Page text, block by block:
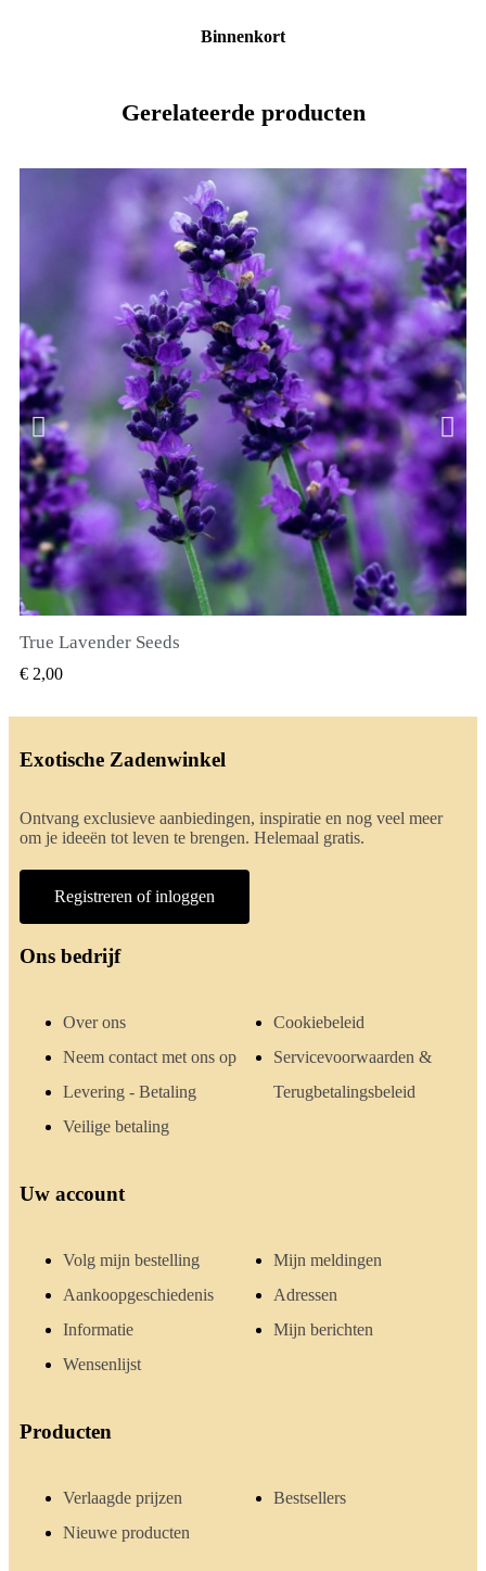
Binnenkort
Gerelateerde producten
True Lavender Seeds
€ 2,00
Exotische Zadenwinkel
Ontvang exclusieve aanbiedingen, inspiratie en nog veel meer
om je ideeën tot leven te brengen. Helemaal gratis.
Registreren of inloggen
Ons bedrijf
Over ons
Neem contact met ons op
Levering - Betaling
Veilige betaling
Cookiebeleid
Servicevoorwaarden &
Terugbetalingsbeleid
Uw account
Volg mijn bestelling
Aankoopgeschiedenis
Informatie
Wensenlijst
Mijn meldingen
Adressen
Mijn berichten
Producten
Verlaagde prijzen
Nieuwe producten
Bestsellers